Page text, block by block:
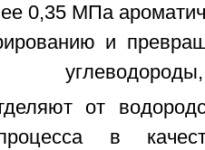
0,35 МПа
и
от
в